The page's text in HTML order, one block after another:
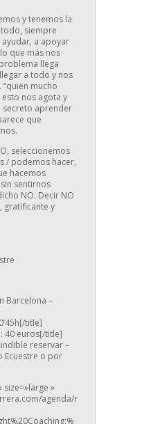
y tenemos la
siempre
a apoyar
que más nos
llega
a todo y nos
mucho
nos agota y
secreto aprender
que
seleccionemos
/ podemos hacer,
hacemos
sentirnos
NO. Decir NO
gratificante y
Barcelona –
title]
40 euros[/title]
reservar –
Ecuestre o por
»
agenda/r